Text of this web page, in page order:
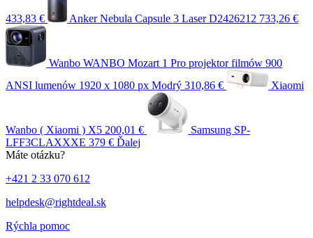
433,83 € Anker Nebula Capsule 3 Laser D2426212 733,26 €
Wanbo WANBO Mozart 1 Pro projektor filmów 900
ANSI lumenów 1920 x 1080 px Modrý 310,86 € Xiaomi
Wanbo ( Xiaomi ) X5 200,01 €
Samsung SP-
LFF3CLAXXXE 379 € Ďalej
Máte otázku?
+421 2 33 070 612
helpdesk@rightdeal.sk
Rýchla pomoc